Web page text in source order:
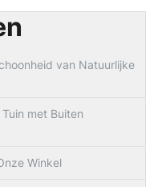
van Natuurlijke
met Buiten
Winkel